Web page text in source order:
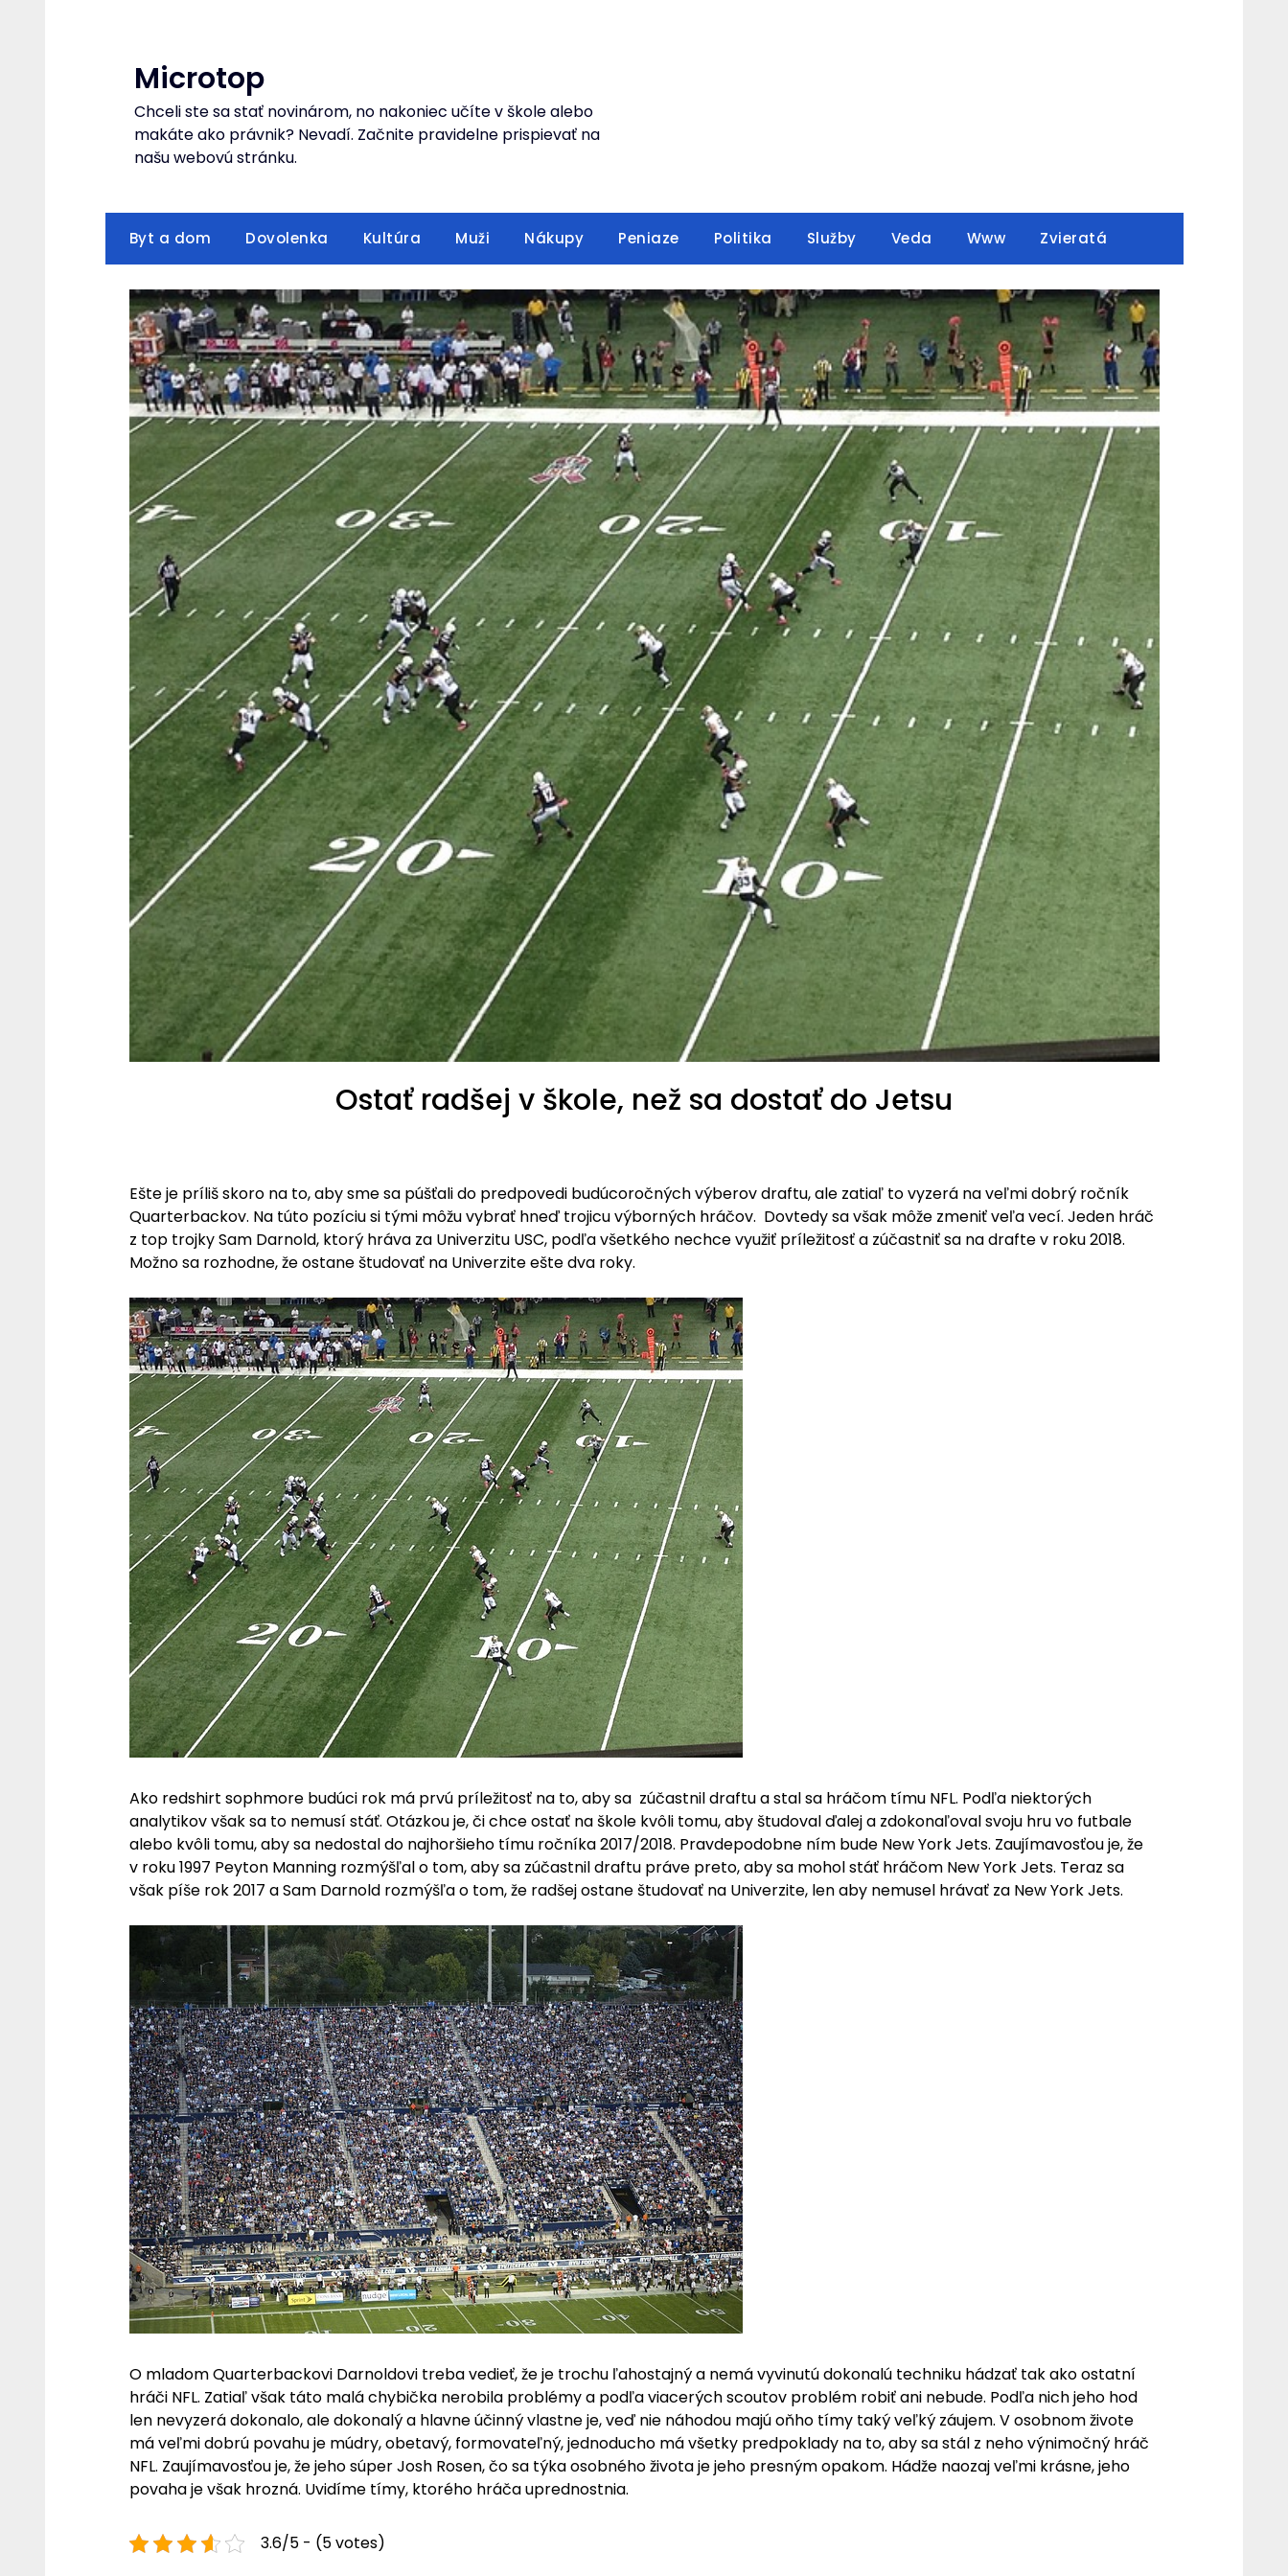
Microtop
Chceli ste sa stať novinárom, no nakoniec učíte v škole alebo
makáte ako právnik? Nevadí. Začnite pravidelne prispievať na
našu webovú stránku.
Byt a dom Dovolenka Kultúra Muži Nákupy Peniaze Politika Služby Veda Www Zvieratá
Ostať radšej v škole, než sa dostať do Jetsu
Ešte je príliš skoro na to, aby sme sa púšťali do predpovedi budúcoročných výberov draftu, ale zatiaľ to vyzerá na veľmi dobrý ročník
Quarterbackov. Na túto pozíciu si tými môžu vybrať hneď trojicu výborných hráčov. Dovtedy sa však môže zmeniť veľa vecí. Jeden hráč
z top trojky Sam Darnold, ktorý hráva za Univerzitu USC, podľa všetkého nechce využiť príležitosť a zúčastniť sa na drafte v roku 2018.
Možno sa rozhodne, že ostane študovať na Univerzite ešte dva roky.
Ako redshirt sophmore budúci rok má prvú príležitosť na to, aby sa zúčastnil draftu a stal sa hráčom tímu NFL. Podľa niektorých
analytikov však sa to nemusí stáť. Otázkou je, či chce ostať na škole kvôli tomu, aby študoval ďalej a zdokonaľoval svoju hru vo futbale
alebo kvôli tomu, aby sa nedostal do najhoršieho tímu ročníka 2017/2018. Pravdepodobne ním bude New York Jets. Zaujímavosťou je, že
v roku 1997 Peyton Manning rozmýšľal o tom, aby sa zúčastnil draftu práve preto, aby sa mohol stáť hráčom New York Jets. Teraz sa
však píše rok 2017 a Sam Darnold rozmýšľa o tom, že radšej ostane študovať na Univerzite, len aby nemusel hrávať za New York Jets.
O mladom Quarterbackovi Darnoldovi treba vedieť, že je trochu ľahostajný a nemá vyvinutú dokonalú techniku hádzať tak ako ostatní
hráči NFL. Zatiaľ však táto malá chybička nerobila problémy a podľa viacerých scoutov problém robiť ani nebude. Podľa nich jeho hod
len nevyzerá dokonalo, ale dokonalý a hlavne účinný vlastne je, veď nie náhodou majú oňho tímy taký veľký záujem. V osobnom živote
má veľmi dobrú povahu je múdry, obetavý, formovateľný, jednoducho má všetky predpoklady na to, aby sa stál z neho výnimočný hráč
NFL. Zaujímavosťou je, že jeho súper Josh Rosen, čo sa týka osobného života je jeho presným opakom. Hádže naozaj veľmi krásne, jeho
povaha je však hrozná. Uvidíme tímy, ktorého hráča uprednostnia.
3.6/5 - (5 votes)